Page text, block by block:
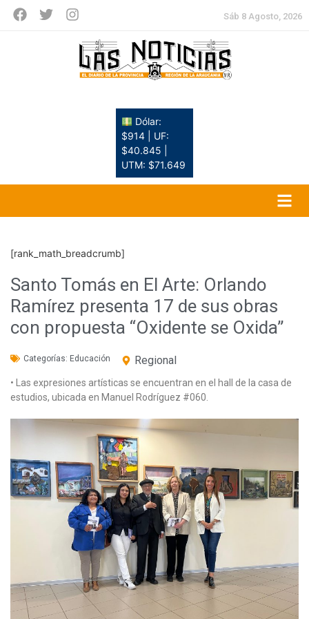
Sáb 8 Agosto, 2026
Dólar:
$914 | UF:
$40.845 |
UTM: $71.649
[rank_math_breadcrumb]
Santo Tomás en El Arte: Orlando
Ramírez presenta 17 de sus obras
con propuesta “Oxidente se Oxida”
Categorías: Educación Regional
• Las expresiones artísticas se encuentran en el hall de la casa de
estudios, ubicada en Manuel Rodríguez #060.